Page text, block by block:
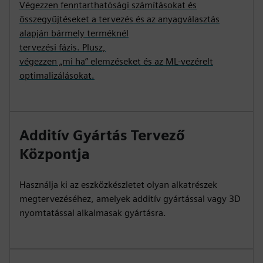
Végezzen fenntarthatósági számításokat és
összegyűjtéseket a tervezés és az anyagválasztás
alapján bármely terméknél
tervezési fázis. Plusz,
végezzen „mi ha” elemzéseket és az ML-vezérelt
optimalizálásokat.
Additív Gyártás Tervező
Központja
Használja ki az eszközkészletet olyan alkatrészek
megtervezéséhez, amelyek additív gyártással vagy 3D
nyomtatással alkalmasak gyártásra.